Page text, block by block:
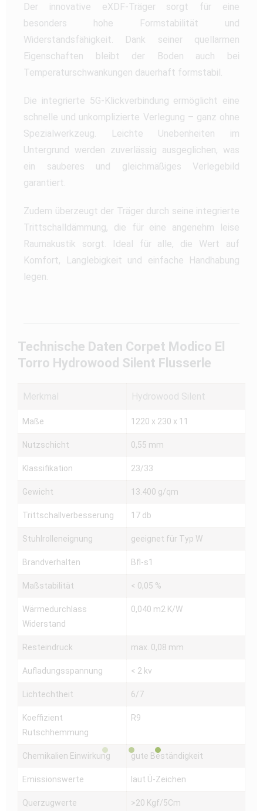
Der innovative eXDF-Träger sorgt für eine
besonders hohe Formstabilität und
Widerstandsfähigkeit. Dank seiner quellarmen
Eigenschaften bleibt der Boden auch bei
Temperaturschwankungen dauerhaft formstabil.
Die integrierte 5G-Klickverbindung ermöglicht eine
schnelle und unkomplizierte Verlegung – ganz ohne
Spezialwerkzeug. Leichte Unebenheiten im
Untergrund werden zuverlässig ausgeglichen, was
ein sauberes und gleichmäßiges Verlegebild
garantiert.
Zudem überzeugt der Träger durch seine integrierte
Trittschalldämmung, die für eine angenehm leise
Raumakustik sorgt. Ideal für alle, die Wert auf
Komfort, Langlebigkeit und einfache Handhabung
legen.
Technische Daten Corpet Modico El
Torro Hydrowood Silent Flusserle
Merkmal Hydrowood Silent
Maße 1220 x 230 x 11
Nutzschicht 0,55 mm
Klassifikation 23/33
Gewicht 13.400 g/qm
Trittschallverbesserung 17 db
Stuhlrolleneignung geeignet für Typ W
Brandverhalten Bfl-s1
Maßstabilität < 0,05 %
Wärmedurchlass
Widerstand
0,040 m2 K/W
Resteindruck max. 0,08 mm
Aufladungsspannung < 2 kv
Lichtechtheit 6/7
Koeffizient
Rutschhemmung
R9
Chemikalien Einwirkung gute Beständigkeit
Emissionswerte laut Ü-Zeichen
Querzugwerte
>20 Kgf/5Cm